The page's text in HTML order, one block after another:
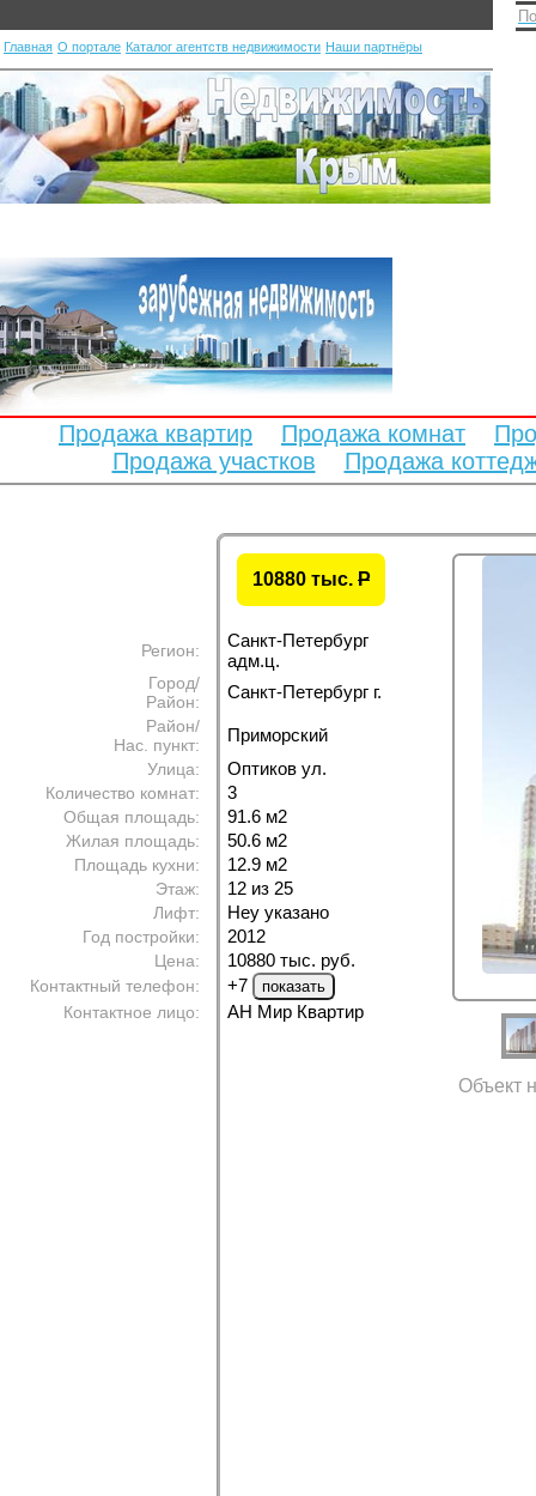
Главная О портале Каталог агентств недвижимости Наши партнёры
Продажа квартир Продажа комнат
Продажа участков
Продажа
10880 тыс. P
Регион:
Санкт-Петербург
адм.ц.
Город/
Район:
Санкт-Петербург г.
Район/
Нас. пункт:
Приморский
Улица: Оптиков ул.
Количество комнат: 3
Общая площадь: 91.6 м2
Жилая площадь: 50.6 м2
Площадь кухни: 12.9 м2
Этаж: 12 из 25
Лифт: Неу указано
Год постройки: 2012
Цена: 10880 тыс. руб.
Контактный телефон: +7
Контактное лицо: АН Мир Квартир
Объект